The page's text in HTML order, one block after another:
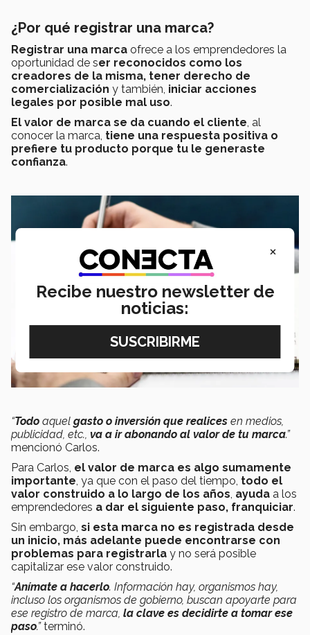
¿Por qué registrar una marca?
Registrar una marca ofrece a los emprendedores la
oportunidad de ser reconocidos como los
creadores de la misma, tener derecho de
comercialización y también, iniciar acciones
legales por posible mal uso.
El valor de marca se da cuando el cliente, al
conocer la marca, tiene una respuesta positiva o
prefiere tu producto porque tu le generaste
confianza.
“Todo aquel gasto o inversión que realices en medios,
publicidad, etc., va a ir abonando al valor de tu marca.”
mencionó Carlos.
Para Carlos, el valor de marca es algo sumamente
importante, ya que con el paso del tiempo, todo el
valor construido a lo largo de los años, ayuda a los
emprendedores a dar el siguiente paso, franquiciar.
Sin embargo, si esta marca no es registrada desde
un inicio, más adelante puede encontrarse con
problemas para registrarla y no será posible
capitalizar ese valor construido.
“Anímate a hacerlo. Información hay, organismos hay,
incluso los organismos de gobierno, buscan apoyarte para
ese registro de marca, la clave es decidirte a tomar ese
paso.”terminó.
×
Recibe nuestro newsletter de
noticias: